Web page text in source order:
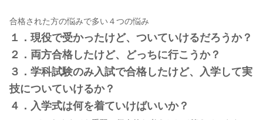
合格された方の悩みで多い４つの悩み
１．現役で受かったけど、ついていけるだろうか？
２．両方合格したけど、どっちに行こうか？
３．学科試験のみ入試で合格したけど、入学して実
技についていけるか？
４．入学式は何を着ていけばいいか？